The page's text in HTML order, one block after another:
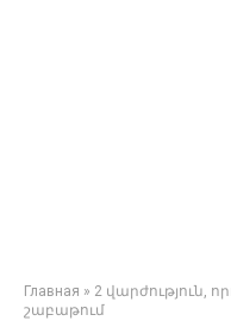
Главная » 2 վարժություն,
շաբաթում